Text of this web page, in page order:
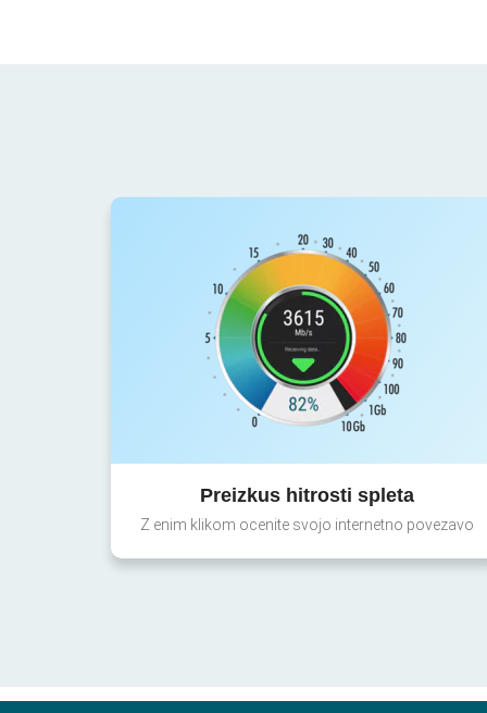
Preizkus hitrosti spleta
Z enim klikom ocenite svojo internetno povezavo